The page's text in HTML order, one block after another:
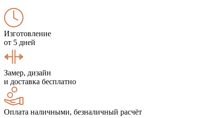
Изготовление
от 5 дней
Замер, дизайн
и доставка бесплатно
Оплата наличными, безналичный расчёт